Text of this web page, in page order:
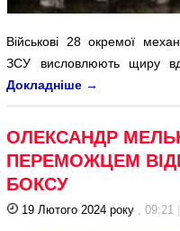
Військові 28 окремої
ЗСУ висловлюють щиру
Докладніше →
ОЛЕКСАНДР
ПЕРЕМОЖЦЕМ
БОКСУ
19 Лютого 2024 року , 09:21